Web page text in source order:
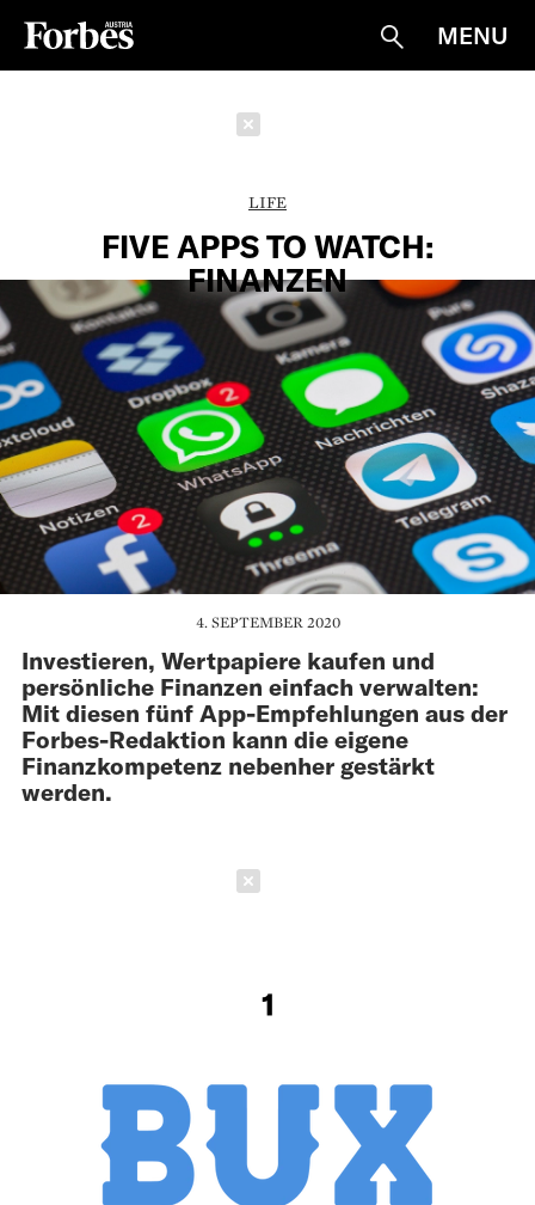
Suche
MENU
LIFE
FIVE APPS TO WATCH:
FINANZEN
4. SEPTEMBER 2020
Investieren, Wertpapiere kaufen und
persönliche Finanzen einfach verwalten:
Mit diesen fünf App-Empfehlungen aus der
Forbes-Redaktion kann die eigene
Finanzkompetenz nebenher gestärkt
werden.
1